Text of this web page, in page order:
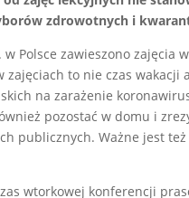
zdrowotnych i
Polsce zawieszono zajęcia
to nie czas
na zarażenie
pozostać w domu i
publicznych. Ważne jest
wtorkowej konferencji